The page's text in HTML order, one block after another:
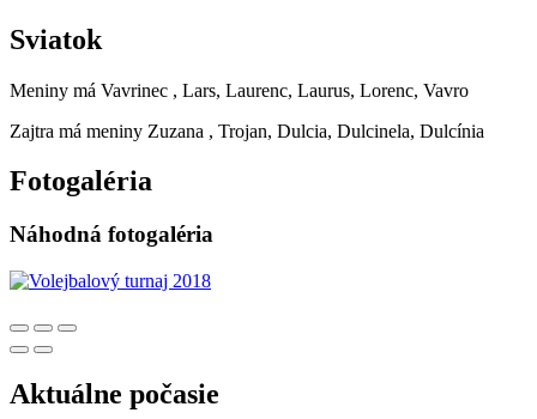
Sviatok
Meniny má Vavrinec , Lars, Laurenc, Laurus, Lorenc, Vavro
Zajtra má meniny Zuzana , Trojan, Dulcia, Dulcinela, Dulcínia
Fotogaléria
Náhodná fotogaléria
Aktuálne počasie